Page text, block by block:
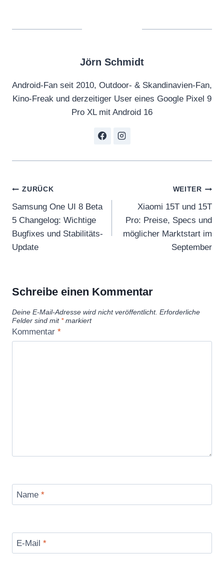
Jörn Schmidt
Android-Fan seit 2010, Outdoor- & Skandinavien-Fan,
Kino-Freak und derzeitiger User eines Google Pixel 9
Pro XL mit Android 16
Beitragsnavigation
ZURÜCK
Samsung One UI 8 Beta
5 Changelog: Wichtige
Bugfixes und Stabilitäts-
Update
WEITER
Xiaomi 15T und 15T
Pro: Preise, Specs und
möglicher Marktstart im
September
Schreibe einen Kommentar
Deine E-Mail-Adresse wird nicht veröffentlicht. Erforderliche
Felder sind mit *markiert
Kommentar *
Name *
E-Mail *